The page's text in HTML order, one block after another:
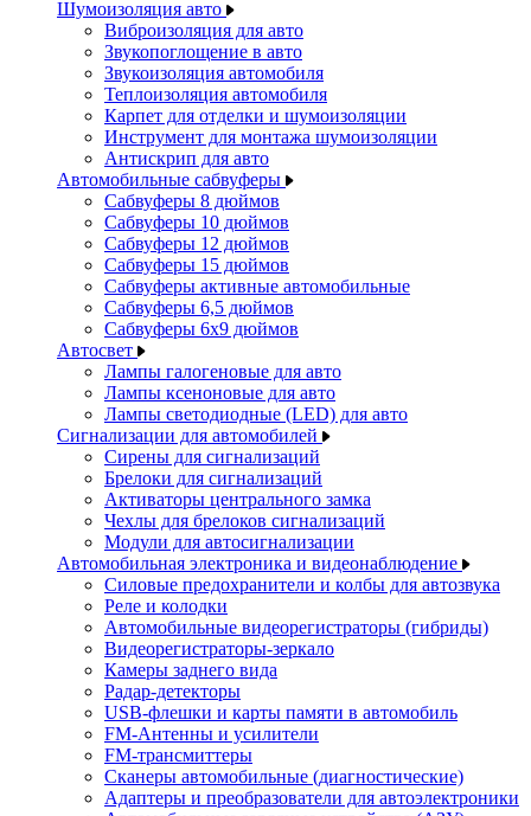
Шумоизоляция авто
Виброизоляция для авто
Звукопоглощение в авто
Звукоизоляция автомобиля
Теплоизоляция автомобиля
Карпет для отделки и шумоизоляции
Инструмент для монтажа шумоизоляции
Антискрип для авто
Автомобильные сабвуферы
Сабвуферы 8 дюймов
Сабвуферы 10 дюймов
Сабвуферы 12 дюймов
Сабвуферы 15 дюймов
Сабвуферы активные автомобильные
Сабвуферы 6,5 дюймов
Сабвуферы 6x9 дюймов
Автосвет
Лампы галогеновые для авто
Лампы ксеноновые для авто
Лампы светодиодные (LED) для авто
Сигнализации для автомобилей
Сирены для сигнализаций
Брелоки для сигнализаций
Активаторы центрального замка
Чехлы для брелоков сигнализаций
Модули для автосигнализации
Автомобильная электроника и видеонаблюдение
Силовые предохранители и колбы для автозвука
Реле и колодки
Автомобильные видеорегистраторы (гибриды)
Видеорегистраторы-зеркало
Камеры заднего вида
Радар-детекторы
USB-флешки и карты памяти в автомобиль
FM-Антенны и усилители
FM-трансмиттеры
Сканеры автомобильные (диагностические)
Адаптеры и преобразователи для автоэлектроники